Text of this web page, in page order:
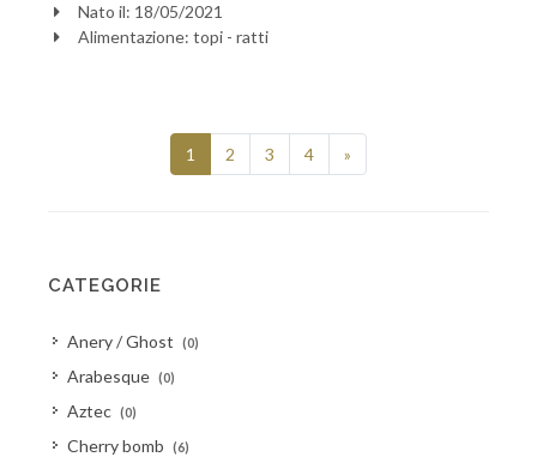
Nato il: 18/05/2021
Alimentazione: topi - ratti
1 (current)
2 3 4 »
CATEGORIE
Anery / Ghost (0)
Arabesque (0)
Aztec (0)
Cherry bomb (6)